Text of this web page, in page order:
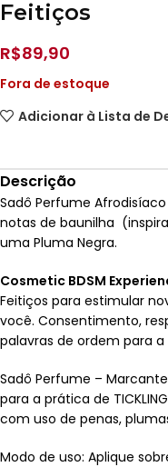
Feitiços
R$89,90
Fora de estoque
Adicionar à Lista de
Descrição
Sadô Perfume
notas de baunilha
uma Pluma Negra.
Cosmetic BDSM
Feitiços para estimular
você. Consentimento,
palavras de ordem para a
Sadô Perfume –
para a prática de
com uso de penas,
Modo de uso: Aplique